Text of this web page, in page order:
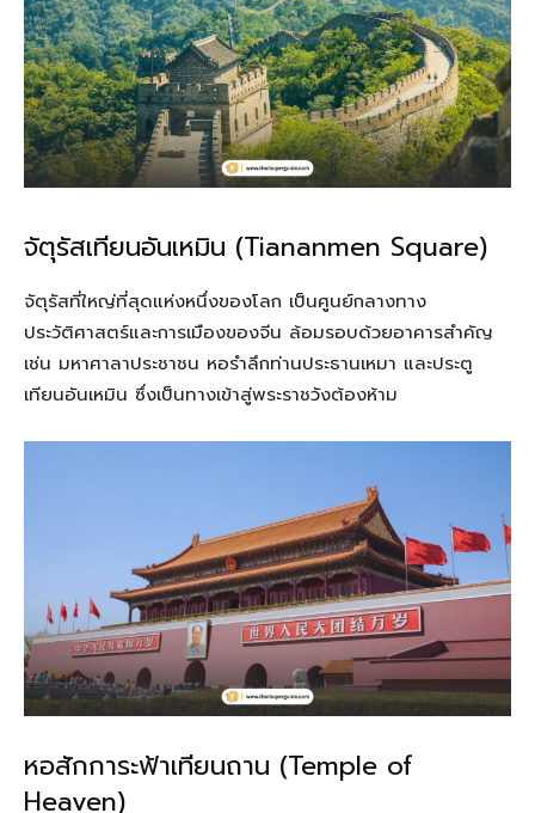
จัตุรัสเทียนอันเหมิน (Tiananmen Square)
จัตุรัสที่ใหญ่ที่สุดแห่งหนึ่งของโลก เป็นศูนย์กลางทาง
ประวัติศาสตร์และการเมืองของจีน ล้อมรอบด้วยอาคารสำคัญ
เช่น มหาศาลาประชาชน หอรำลึกท่านประธานเหมา และประตู
เทียนอันเหมิน ซึ่งเป็นทางเข้าสู่พระราชวังต้องห้าม
หอสักการะฟ้าเทียนถาน (Temple of
Heaven)